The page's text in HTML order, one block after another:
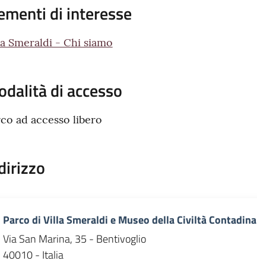
di interesse
Smeraldi - Chi siamo
di accesso
ad accesso libero
Parco di Villa Smeraldi e Museo della Civiltà Contadina
Via San Marina, 35 - Bentivoglio
40010 - Italia